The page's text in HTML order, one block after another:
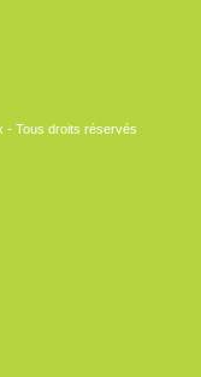
- Tous droits réservés